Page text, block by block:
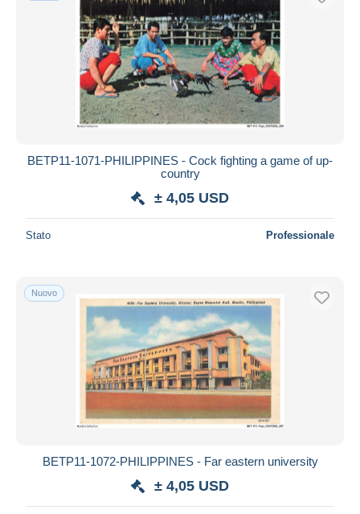
BETP11-1071-PHILIPPINES - Cock fighting a game of up-
country
± 4,05 USD
Stato Professionale
Nuovo
BETP11-1072-PHILIPPINES - Far eastern university
± 4,05 USD